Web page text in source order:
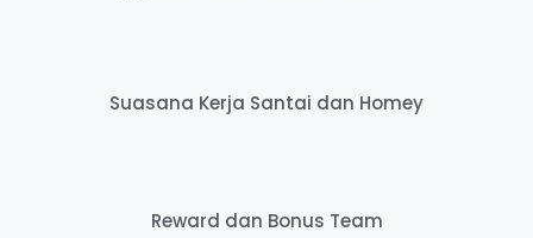
Suasana Kerja Santai dan Homey
Reward dan Bonus Team